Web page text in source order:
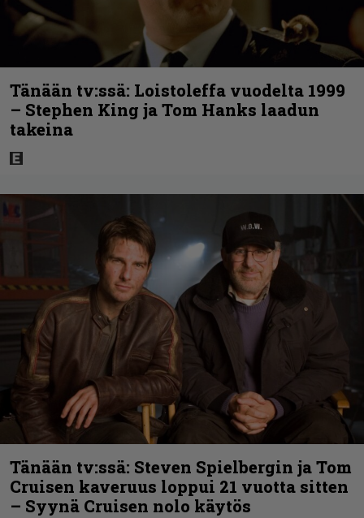
Tänään tv:ssä: Loistoleffa vuodelta 1999
– Stephen King ja Tom Hanks laadun
takeina
Tänään tv:ssä: Steven Spielbergin ja Tom
Cruisen kaveruus loppui 21 vuotta sitten
– Syynä Cruisen nolo käytös